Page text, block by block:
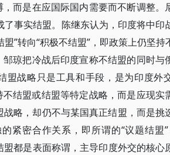
而是在应国际国内需要而不断调整。
事实结盟。陈继东认为，印度将中印
”转向“积极不结盟”，即政策上仍坚持
琼把冷战后印度宣称不结盟的同时与
盟战略只是工具和手段，是为印度外
结盟或结盟等特定战略，而是应现实
略，却仍不与某国真正结盟，而是挑
紧密合作关系，即所谓的“议题结盟
都是表面称谓，主导印度外交的核心